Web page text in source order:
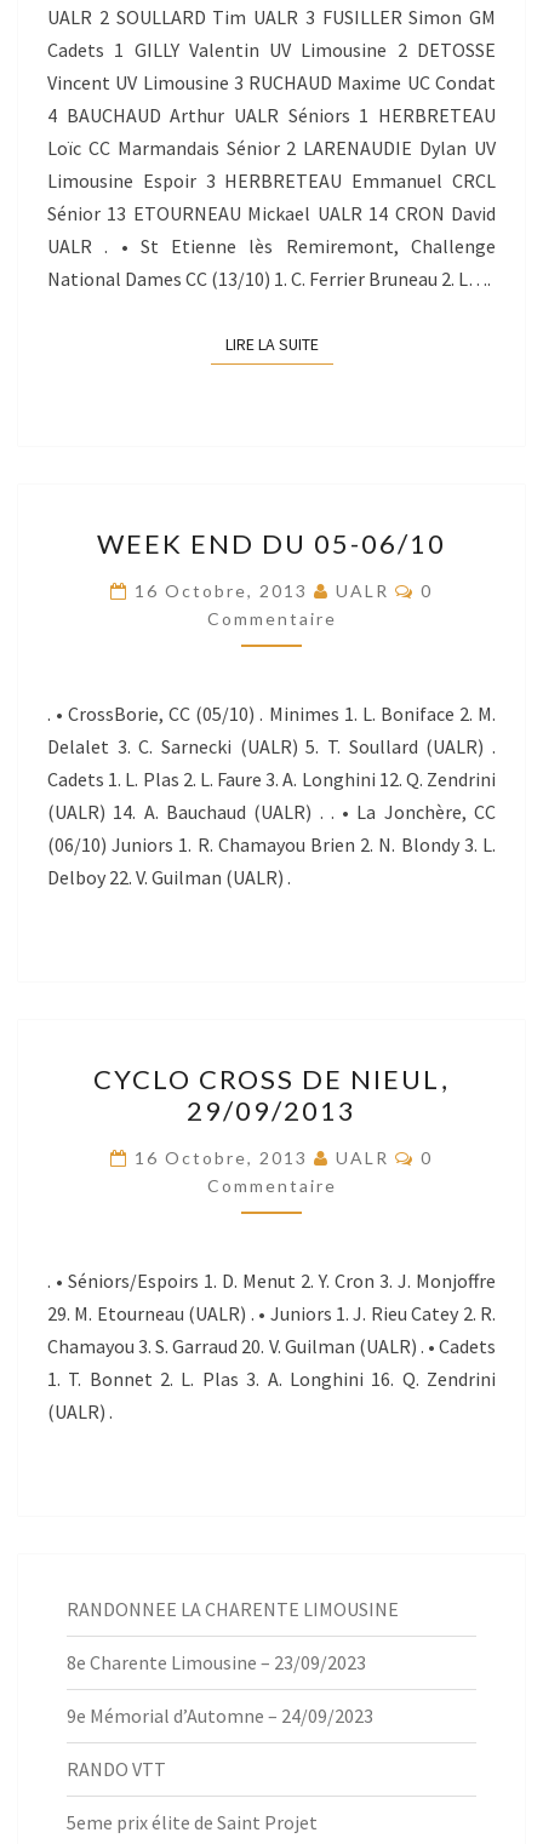
UALR 2 SOULLARD Tim UALR 3 FUSILLER Simon GM
Cadets 1 GILLY Valentin UV Limousine 2 DETOSSE
Vincent UV Limousine 3 RUCHAUD Maxime UC Condat
4 BAUCHAUD Arthur UALR Séniors 1 HERBRETEAU
Loïc CC Marmandais Sénior 2 LARENAUDIE Dylan UV
Limousine Espoir 3 HERBRETEAU Emmanuel CRCL
Sénior 13 ETOURNEAU Mickael UALR 14 CRON David
UALR . • St Etienne lès Remiremont, Challenge
National Dames CC (13/10) 1. C. Ferrier Bruneau 2. L….
LIRE LA SUITELIRE LA SUITE
END
DU
05-
06/10
WEEK END DU 05-06/10
16 Octobre, 2013 UALR
0
Commentaire
. • CrossBorie, CC (05/10) . Minimes 1. L. Boniface 2. M.
Delalet 3. C. Sarnecki (UALR) 5. T. Soullard (UALR) .
Cadets 1. L. Plas 2. L. Faure 3. A. Longhini 12. Q. Zendrini
(UALR) 14. A. Bauchaud (UALR) . . • La Jonchère, CC
(06/10) Juniors 1. R. Chamayou Brien 2. N. Blondy 3. L.
Delboy 22. V. Guilman (UALR) .
CROSS
DE
NIEUL,
29/09/2013
CYCLO CROSS DE NIEUL,
29/09/2013
16 Octobre, 2013 UALR
0
Commentaire
. • Séniors/Espoirs 1. D. Menut 2. Y. Cron 3. J. Monjoffre
29. M. Etourneau (UALR) . • Juniors 1. J. Rieu Catey 2. R.
Chamayou 3. S. Garraud 20. V. Guilman (UALR) . • Cadets
1. T. Bonnet 2. L. Plas 3. A. Longhini 16. Q. Zendrini
(UALR) .
RANDONNEE LA CHARENTE LIMOUSINE
8e Charente Limousine – 23/09/2023
9e Mémorial d’Automne – 24/09/2023
RANDO VTT
5eme prix élite de Saint Projet